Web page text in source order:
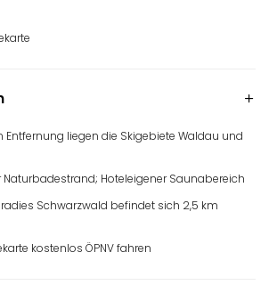
Entfernung liegen die Skigebiete Waldau und
Naturbadestrand; Hoteleigener Saunabereich
Schwarzwald befindet sich 2,5 km
kostenlos ÖPNV fahren